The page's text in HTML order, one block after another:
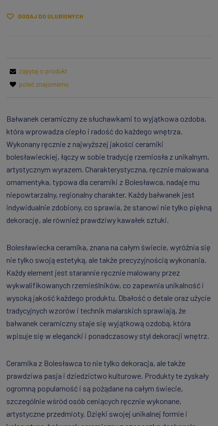
DODAJ DO ULUBIONYCH
zapytaj o produkt
poleć znajomemu
Bałwanek ceramiczny ze słuchawkami to wyjątkowa ozdoba,
która wprowadza ciepło i radość do każdego wnętrza.
Wykonany ręcznie z najwyższej jakości ceramiki
bolesławieckiej, łączy w sobie tradycję rzemiosła z unikalnym,
artystycznym wyrazem. Charakterystyczna, ręcznie malowana
ornamentyka, typowa dla ceramiki z Bolesławca, nadaje mu
niepowtarzalny, regionalny charakter. Każdy bałwanek jest
indywidualnie zdobiony, co sprawia, że stanowi nie tylko piękną
dekorację, ale również prawdziwy kawałek sztuki.
Bolesławiecka ceramika, znana na całym świecie, wyróżnia się
nie tylko swoją estetyką, ale także precyzyjnością wykonania.
Każdy element jest starannie ręcznie malowany przez
wykwalifikowanych rzemieślników, co zapewnia unikalność i
wysoką jakość każdego produktu. Dbałość o detale oraz użycie
tradycyjnych wzorów i technik malarskich sprawiają, że
bałwanek ceramiczny staje się wyjątkową ozdobą, która
wpisuje się w elegancki i ponadczasowy styl dekoracji wnętrz.
Ceramika z Bolesławca to nie tylko dekoracja, ale także
prawdziwa pasja i dziedzictwo kulturowe. Produkty te zyskały
ogromną popularność i są pożądane na całym świecie,
szczególnie wśród osób ceniących ręcznie wykonane,
artystyczne przedmioty. Dzięki swojej unikalnej formie i